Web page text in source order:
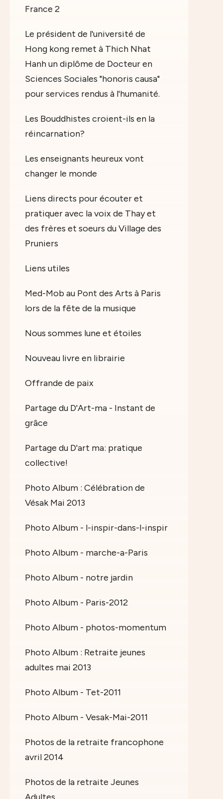
France 2
Le président de l'université de
Hong kong remet à Thich Nhat
Hanh un diplôme de Docteur en
Sciences Sociales "honoris causa"
pour services rendus à l'humanité.
Les Bouddhistes croient-ils en la
réincarnation?
Les enseignants heureux vont
changer le monde
Liens directs pour écouter et
pratiquer avec la voix de Thay et
des frères et soeurs du Village des
Pruniers
Liens utiles
Med-Mob au Pont des Arts à Paris
lors de la fête de la musique
Nous sommes lune et étoiles
Nouveau livre en librairie
Offrande de paix
Partage du D'Art-ma - Instant de
grâce
Partage du D'art ma: pratique
collective!
Photo Album : Célébration de
Vésak Mai 2013
Photo Album - l-inspir-dans-l-inspir
Photo Album - marche-a-Paris
Photo Album - notre jardin
Photo Album - Paris-2012
Photo Album - photos-momentum
Photo Album : Retraite jeunes
adultes mai 2013
Photo Album - Tet-2011
Photo Album - Vesak-Mai-2011
Photos de la retraite francophone
avril 2014
Photos de la retraite Jeunes